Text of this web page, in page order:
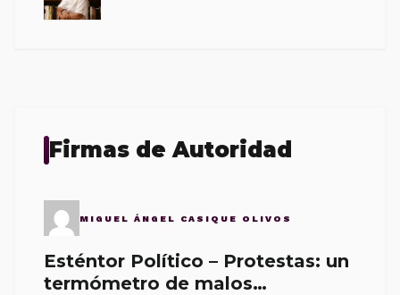
Firmas de Autoridad
MIGUEL ÁNGEL CASIQUE OLIVOS
Esténtor Político – Protestas: un
termómetro de malos